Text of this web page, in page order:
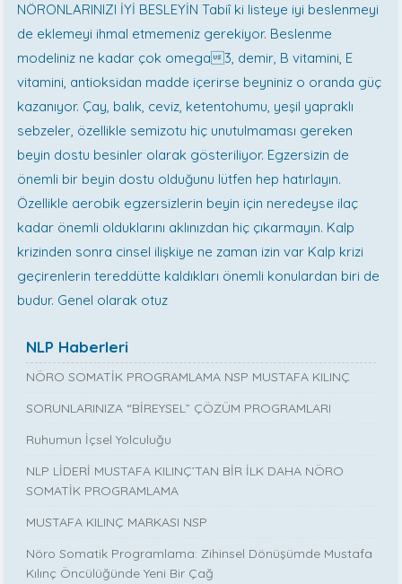
NÖRONLARINIZI İYİ BESLEYİN Tabiî ki listeye iyi beslenmeyi
de eklemeyi ihmal etmemeniz gerekiyor. Beslenme
modeliniz ne kadar çok omega3, demir, B vitamini, E
vitamini, antioksidan madde içerirse beyniniz o oranda güç
kazanıyor. Çay, balık, ceviz, ketentohumu, yeşil yapraklı
sebzeler, özellikle semizotu hiç unutulmaması gereken
beyin dostu besinler olarak gösteriliyor. Egzersizin de
önemli bir beyin dostu olduğunu lütfen hep hatırlayın.
Özellikle aerobik egzersizlerin beyin için neredeyse ilaç
kadar önemli olduklarını aklınızdan hiç çıkarmayın. Kalp
krizinden sonra cinsel ilişkiye ne zaman izin var Kalp krizi
geçirenlerin tereddütte kaldıkları önemli konulardan biri de
budur. Genel olarak otuz
NLP Haberleri
NÖRO SOMATİK PROGRAMLAMA NSP MUSTAFA KILINÇ
SORUNLARINIZA “BİREYSEL” ÇÖZÜM PROGRAMLARI
Ruhumun İçsel Yolculuğu
NLP LİDERİ MUSTAFA KILINÇ’TAN BİR İLK DAHA NÖRO
SOMATİK PROGRAMLAMA
MUSTAFA KILINÇ MARKASI NSP
Nöro Somatik Programlama: Zihinsel Dönüşümde Mustafa
Kılınç Öncülüğünde Yeni Bir Çağ